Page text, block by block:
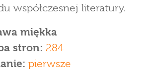
współczesnej literatury.
miękka
stron: 284
pierwsze